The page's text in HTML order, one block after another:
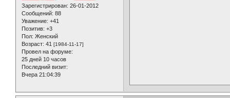
Зарегистрирован: 26-01-2012
Сообщений: 88
Уважение: +41
Позитив: +3
Пол: Женский
Возраст: 41 [1984-11-17]
Провел на форуме:
25 дней 10 часов
Последний визит:
Вчера 21:04:39